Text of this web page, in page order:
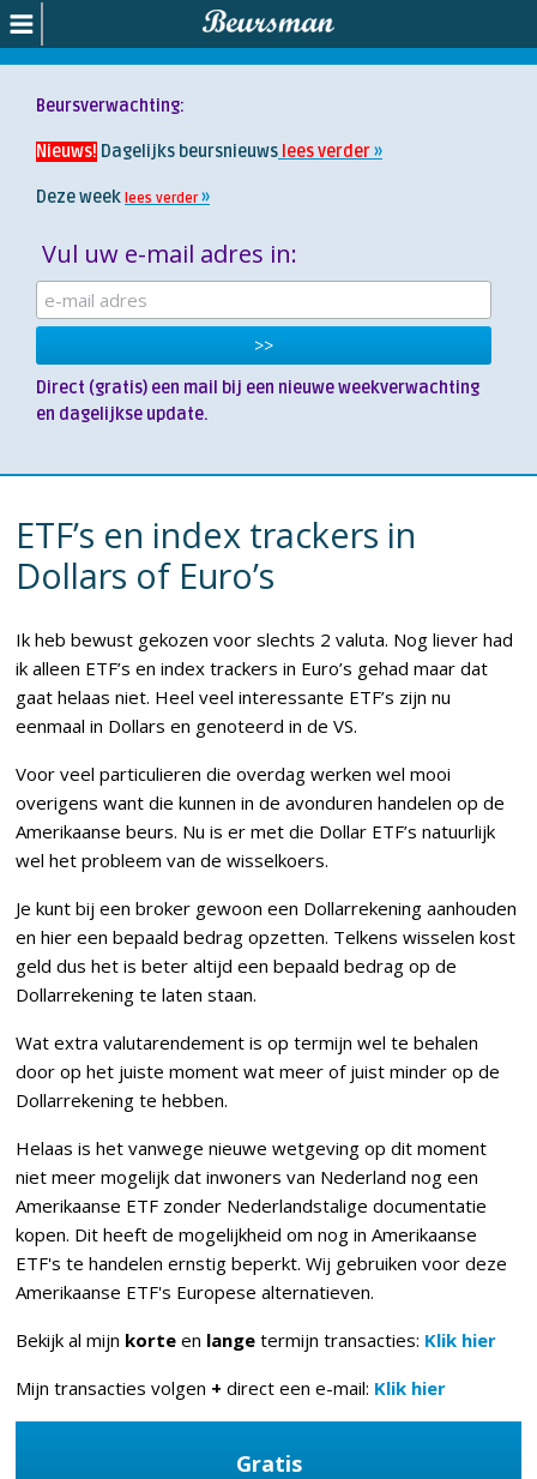
Beursverwachting:
Nieuws! Dagelijks beursnieuws lees verder
Deze week lees verder
Vul uw e-mail adres in:
Direct (gratis) een mail bij een nieuwe weekverwachting
en dagelijkse update.
ETF’s en index trackers in
Dollars of Euro’s
Ik heb bewust gekozen voor slechts 2 valuta. Nog liever had
ik alleen ETF’s en index trackers in Euro’s gehad maar dat
gaat helaas niet. Heel veel interessante ETF’s zijn nu
eenmaal in Dollars en genoteerd in de VS.
Voor veel particulieren die overdag werken wel mooi
overigens want die kunnen in de avonduren handelen op de
Amerikaanse beurs. Nu is er met die Dollar ETF’s natuurlijk
wel het probleem van de wisselkoers.
Je kunt bij een broker gewoon een Dollarrekening aanhouden
en hier een bepaald bedrag opzetten. Telkens wisselen kost
geld dus het is beter altijd een bepaald bedrag op de
Dollarrekening te laten staan.
Wat extra valutarendement is op termijn wel te behalen
door op het juiste moment wat meer of juist minder op de
Dollarrekening te hebben.
Helaas is het vanwege nieuwe wetgeving op dit moment
niet meer mogelijk dat inwoners van Nederland nog een
Amerikaanse ETF zonder Nederlandstalige documentatie
kopen. Dit heeft de mogelijkheid om nog in Amerikaanse
ETF's te handelen ernstig beperkt. Wij gebruiken voor deze
Amerikaanse ETF's Europese alternatieven.
Bekijk al mijn korte en lange termijn transacties: Klik hier
Mijn transacties volgen + direct een e-mail: Klik hier
Gratis